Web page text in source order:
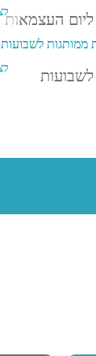
ממותגות לשבועות